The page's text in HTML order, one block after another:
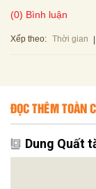
(0) Bình luận
Xếp theo: Thời gian
ĐỌC THÊM TOÀN
Dung Quất